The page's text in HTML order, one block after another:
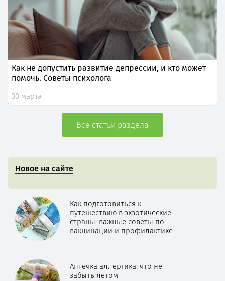
Как не допустить развитие депрессии, и кто может
помочь. Советы психолога
30 марта
Все статьи раздела
Новое на сайте
Как подготовиться к
путешествию в экзотические
страны: важные советы по
вакцинации и профилактике
Аптечка аллергика: что не
забыть летом